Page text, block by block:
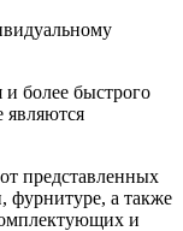
более быстрого
являются
представленных
фурнитуре, а также
и